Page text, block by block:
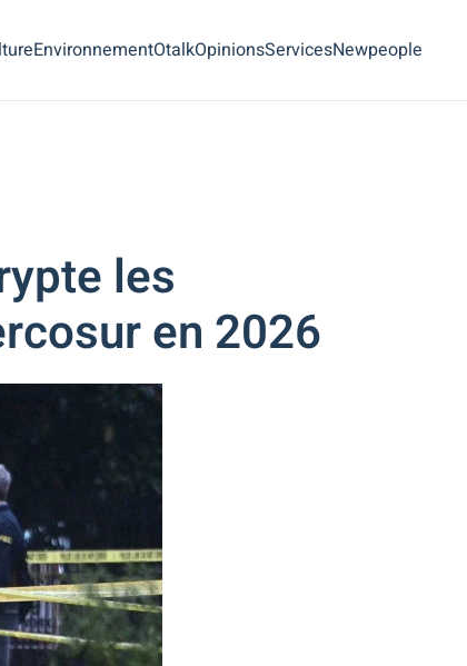
EnvironnementOtalkOpinionsServicesNewpeople
les
en 2026